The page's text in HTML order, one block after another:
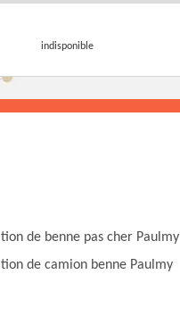
indisponible
de benne pas cher Paulmy
de camion benne Paulmy